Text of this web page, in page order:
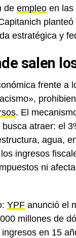
de empleo en las
estratégica y
salen
frente a
. El
atraer: el
agua,
ingresos
ni
YPF anunció el
millones de
en 15